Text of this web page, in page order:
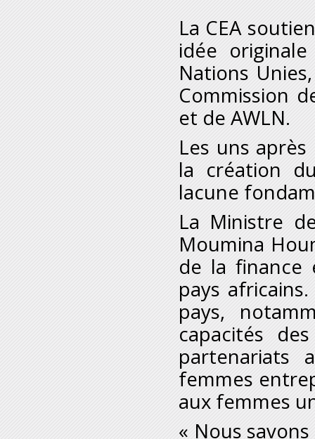
La CEA
idée
Nations
Commission
et de AWLN.
Les uns
la création
lacune
La Ministre
Moumina
de la finance
pays
pays,
capacités
partenariats
femmes
aux femmes
« Nous